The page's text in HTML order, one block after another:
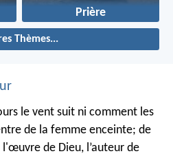
Prière
Thèmes...
le vent suit ni comment les
de la femme enceinte; de
de Dieu, l’auteur de